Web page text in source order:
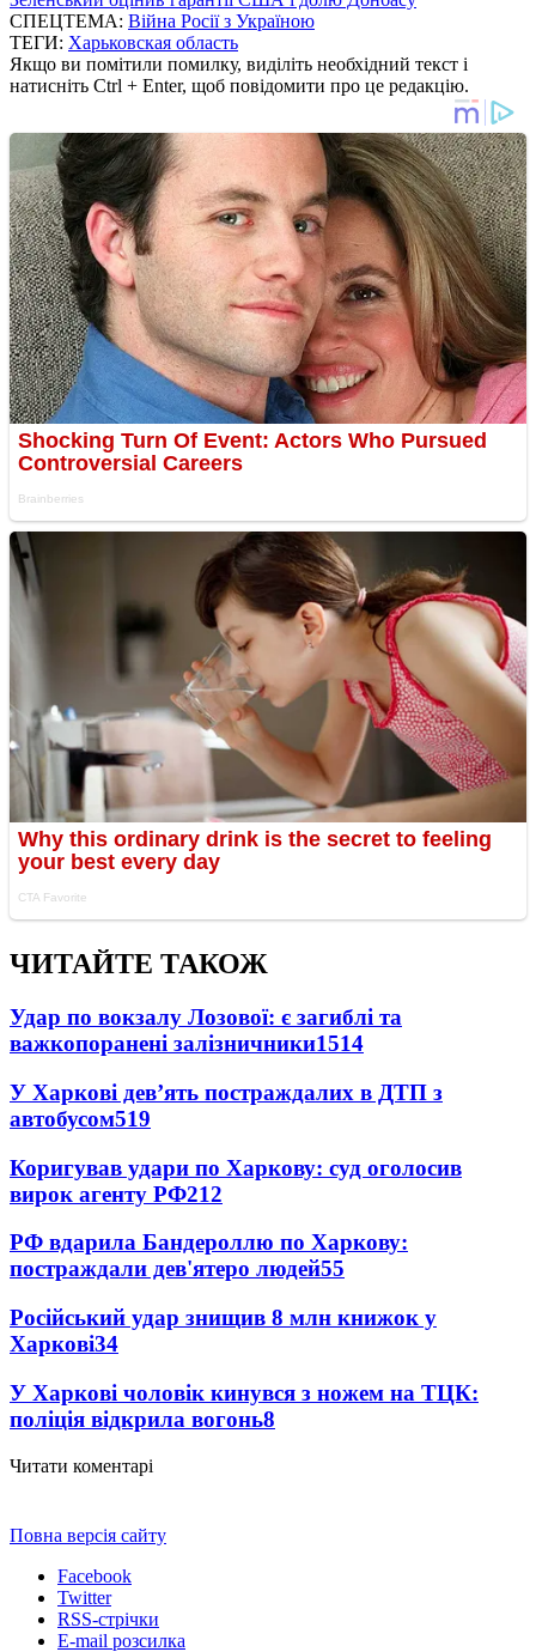
СПЕЦТЕМА: Війна Росії з Україною
ТЕГИ: Харьковская область
Якщо ви помітили помилку, виділіть необхідний текст і
натисніть Ctrl + Enter, щоб повідомити про це редакцію.
ЧИТАЙТЕ ТАКОЖ
Удар по вокзалу Лозової: є загиблі та
важкопоранені залізничники1514
У Харкові дев’ять постраждалих в ДТП з
автобусом519
Коригував удари по Харкову: суд оголосив
вирок агенту РФ212
РФ вдарила Бандероллю по Харкову:
постраждали дев'ятеро людей55
Російський удар знищив 8 млн книжок у
Харкові34
У Харкові чоловік кинувся з ножем на ТЦК:
поліція відкрила вогонь8
Читати коментарі
Повна версія сайту
Facebook
Twitter
RSS-стрічки
E-mail розсилка